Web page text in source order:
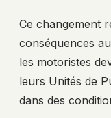
Ce changement
conséquences
les motoristes
leurs Unités de
dans des